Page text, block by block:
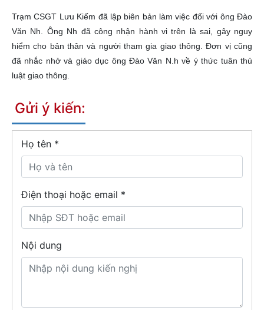
Trạm CSGT Lưu Kiếm đã lập biên bản làm việc đối với ông Đào
Văn Nh. Ông Nh đã công nhận hành vi trên là sai, gây nguy
hiểm cho bản thân và người tham gia giao thông. Đơn vị cũng
đã nhắc nhở và giáo dục ông Đào Văn N.h về ý thức tuân thủ
luật giao thông.
Gửi ý kiến:
Họ tên *
Điện thoại hoặc email *
Nội dung